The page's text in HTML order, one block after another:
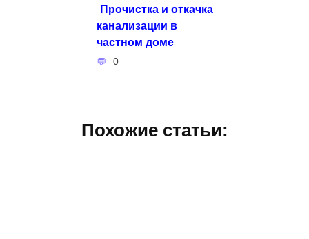
Прочистка и откачка
канализации в
частном доме
0
Похожие статьи: